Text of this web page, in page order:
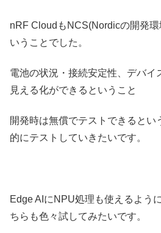
nRF CloudもNCS(Nordicの開発
いうことでした。
電池の状況・接続安定性、デバイ
見える化ができるということ
開発時は無償でテストできるとい
的にテストしていきたいです。
Edge AIにNPU処理も使えるよう
ちらも色々試してみたいです。